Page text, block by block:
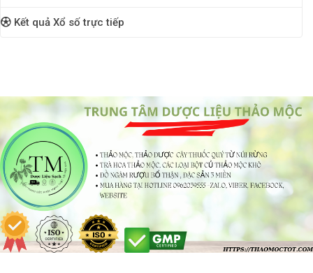
Kết quả Xổ số trực tiếp